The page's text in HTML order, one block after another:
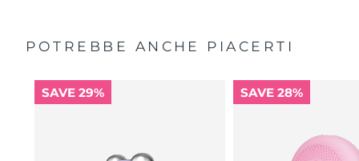
POTREBBE ANCHE PIACERTI
SAVE 29% SAVE 28%